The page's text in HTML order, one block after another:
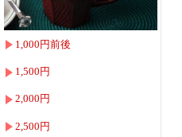
1,000円前後
1,500円
2,000円
2,500円